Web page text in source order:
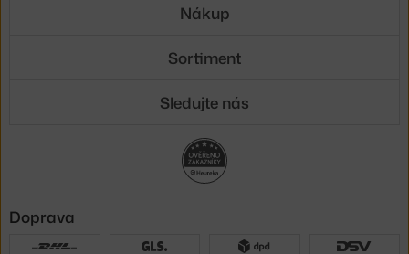
Nákup
Sortiment
Sledujte nás
Doprava